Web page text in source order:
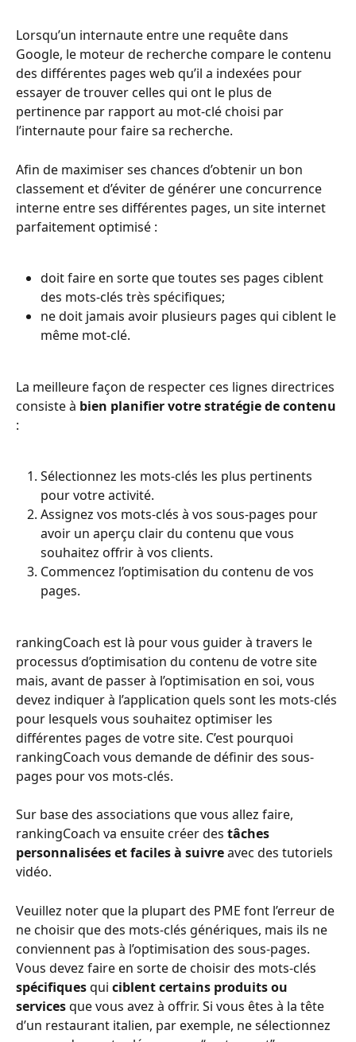
Lorsqu’un internaute entre une requête dans
Google, le moteur de recherche compare le contenu
des différentes pages web qu’il a indexées pour
essayer de trouver celles qui ont le plus de
pertinence par rapport au mot-clé choisi par
l’internaute pour faire sa recherche.
Afin de maximiser ses chances d’obtenir un bon
classement et d’éviter de générer une concurrence
interne entre ses différentes pages, un site internet
parfaitement optimisé :
doit faire en sorte que toutes ses pages ciblent
des mots-clés très spécifiques;
ne doit jamais avoir plusieurs pages qui ciblent le
même mot-clé.
La meilleure façon de respecter ces lignes directrices
consiste à bien planifier votre stratégie de contenu
:
Sélectionnez les mots-clés les plus pertinents
pour votre activité.
Assignez vos mots-clés à vos sous-pages pour
avoir un aperçu clair du contenu que vous
souhaitez offrir à vos clients.
Commencez l’optimisation du contenu de vos
pages.
rankingCoach est là pour vous guider à travers le
processus d’optimisation du contenu de votre site
mais, avant de passer à l’optimisation en soi, vous
devez indiquer à l’application quels sont les mots-clés
pour lesquels vous souhaitez optimiser les
différentes pages de votre site. C’est pourquoi
rankingCoach vous demande de définir des sous-
pages pour vos mots-clés.
Sur base des associations que vous allez faire,
rankingCoach va ensuite créer des tâches
personnalisées et faciles à suivre avec des tutoriels
vidéo.
Veuillez noter que la plupart des PME font l’erreur de
ne choisir que des mots-clés génériques, mais ils ne
conviennent pas à l’optimisation des sous-pages.
Vous devez faire en sorte de choisir des mots-clés
spécifiques qui ciblent certains produits ou
services que vous avez à offrir. Si vous êtes à la tête
d’un restaurant italien, par exemple, ne sélectionnez